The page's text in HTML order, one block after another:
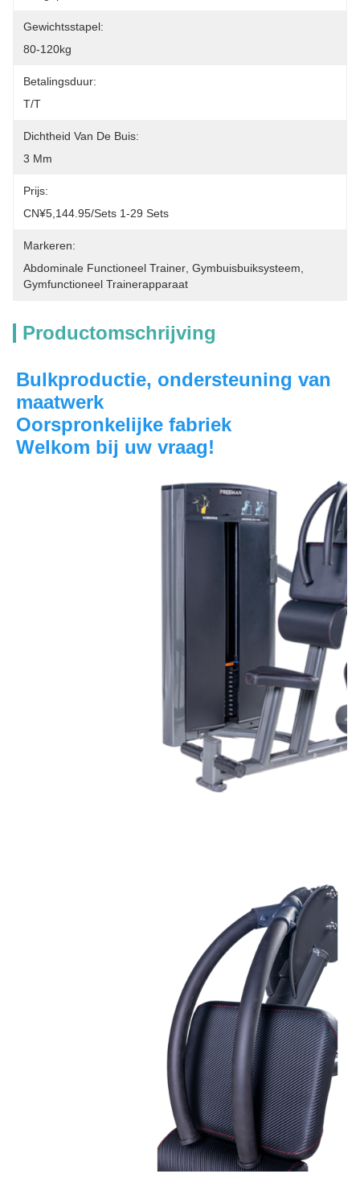
Gewichtsstapel:
80-120kg
Betalingsduur:
T/T
Dichtheid Van De Buis:
3 Mm
Prijs:
CN¥5,144.95/sets 1-29 Sets
Markeren:
Abdominale Functioneel Trainer Gymbuisbuiksysteem
Gymfunctioneel Trainerapparaat
Productomschrijving
Bulkproductie, ondersteuning van
maatwerk
Oorspronkelijke fabriek
Welkom bij uw vraag!